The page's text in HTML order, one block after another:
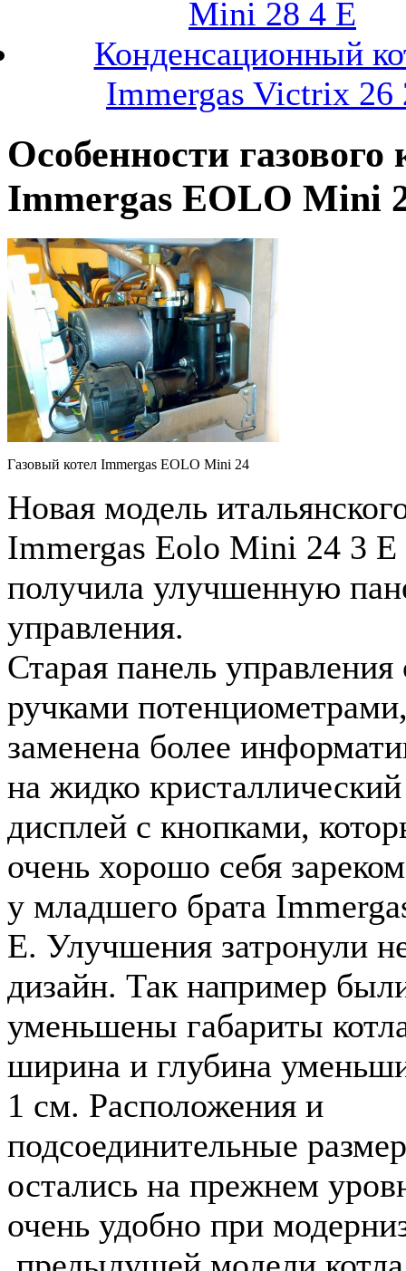
Mini 28 4 E
Конденсационный
Immergas Victrix 26
Особенности газового
Immergas EOLO Mini
Газовый котел Immergas EOLO Mini 24
Новая модель
Immergas Eolo Mini 24 3 E
получила улучшенную
управления.
Старая панель управления
ручками
заменена более
на жидко кристаллический
дисплей с кнопками,
очень хорошо себя
у младшего брата
E. Улучшения затронули
дизайн. Так например
уменьшены габариты
ширина и глубина
1 см. Расположения и
подсоединительные
остались на прежнем
очень удобно при